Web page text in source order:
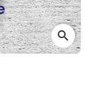
search